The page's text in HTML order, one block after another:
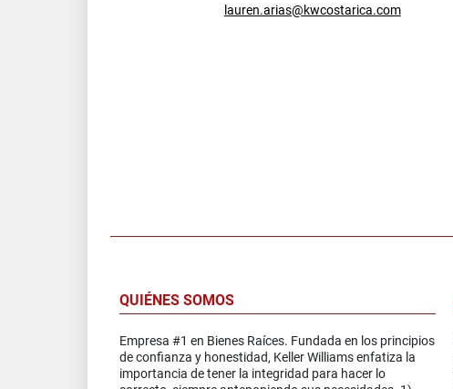
lauren.arias@kwcostarica.com
QUIÉNES SOMOS
Empresa #1 en Bienes Raíces. Fundada en los principios
de confianza y honestidad, Keller Williams enfatiza la
importancia de tener la integridad para hacer lo